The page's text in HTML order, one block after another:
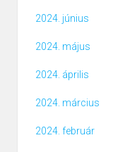
2024. június
2024. május
2024. április
2024. március
2024. február